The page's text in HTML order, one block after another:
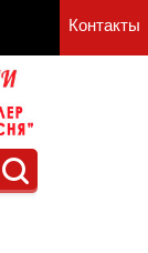
Контакты